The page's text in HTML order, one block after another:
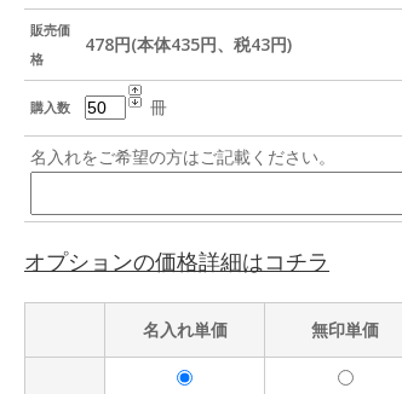
販売価
格
478円(本体435円、税43円)
購入数 冊
名入れをご希望の方はご記載ください。
オプションの価格詳細はコチラ
名入れ単価 無印単価